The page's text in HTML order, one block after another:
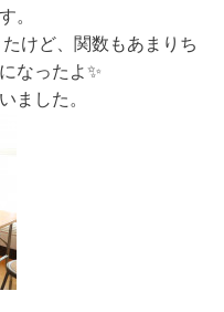
。
けど、関数もあまりち
なったよ✨
ました。